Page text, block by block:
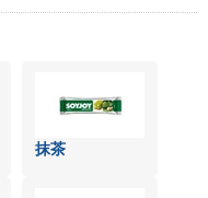
抹茶